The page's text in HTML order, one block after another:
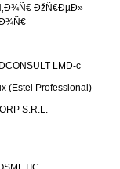
ÐžÑ€ÐµÐ»
LMD-c
(Estel Professional)
S.R.L.